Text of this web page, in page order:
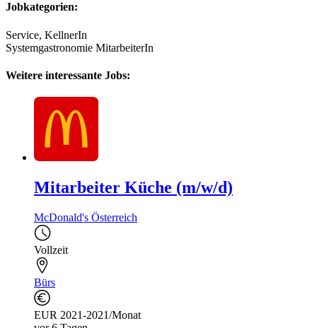
Jobkategorien:
Service, KellnerIn
Systemgastronomie MitarbeiterIn
Weitere interessante Jobs:
Mitarbeiter Küche (m/w/d)
McDonald's Österreich
Vollzeit
Bürs
EUR 2021-2021/Monat